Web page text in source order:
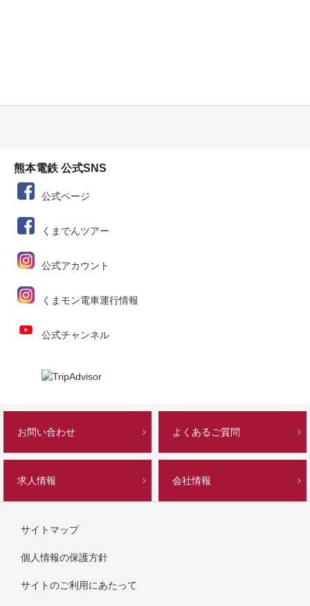
熊本電鉄 公式SNS
公式ページ
くまでんツアー
公式アカウント
くまモン電車運行情報
公式チャンネル
お問い合わせ よくあるご質問
求人情報 会社情報
サイトマップ
個人情報の保護方針
サイトのご利用にあたって